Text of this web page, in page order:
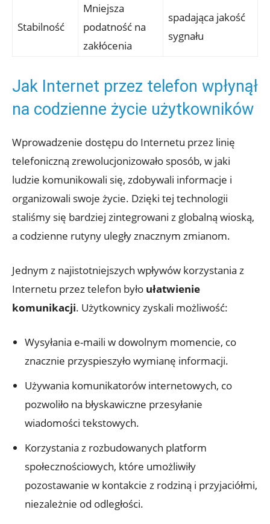
Stabilność
Mniejsza
podatność na
zakłócenia
spadająca jakość
sygnału
Jak Internet przez telefon wpłynął
na codzienne życie użytkowników
Wprowadzenie dostępu do Internetu przez linię
telefoniczną zrewolucjonizowało sposób, w jaki
ludzie komunikowali się, zdobywali informacje i
organizowali swoje życie. Dzięki tej technologii
staliśmy się bardziej zintegrowani z globalną wioską,
a codzienne rutyny uległy znacznym zmianom.
Jednym z najistotniejszych wpływów korzystania z
Internetu przez telefon było ułatwienie
komunikacji. Użytkownicy zyskali możliwość:
Wysyłania e-maili w dowolnym momencie, co
znacznie przyspieszyło wymianę informacji.
Używania komunikatorów internetowych, co
pozwoliło na błyskawiczne przesyłanie
wiadomości tekstowych.
Korzystania z rozbudowanych platform
społecznościowych, które umożliwiły
pozostawanie w kontakcie z rodziną i przyjaciółmi,
niezależnie od odległości.